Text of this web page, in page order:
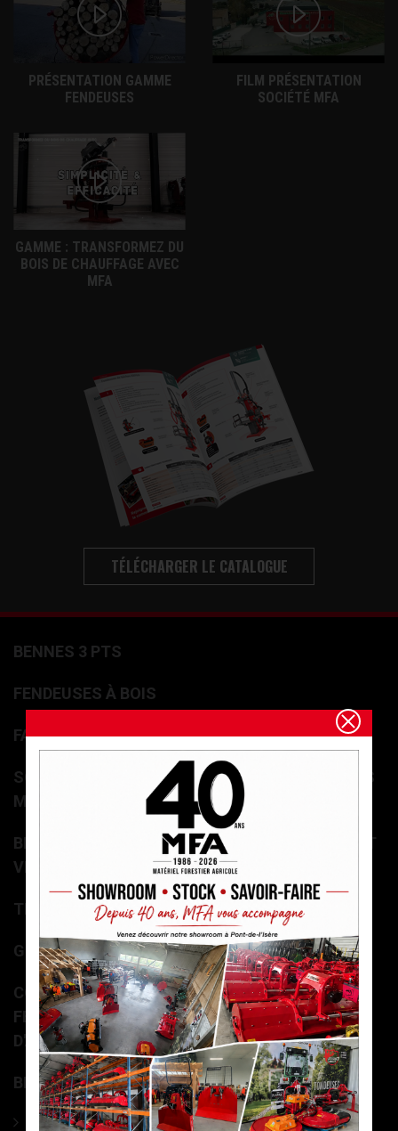
PRÉSENTATION GAMME
FENDEUSES
FILM PRÉSENTATION
SOCIÉTÉ MFA
GAMME : TRANSFORMEZ DU
BOIS DE CHAUFFAGE AVEC
MFA
TÉLÉCHARGER LE CATALOGUE
BENNES 3 PTS
FENDEUSES À BOIS
FAGOTEUSES DE BÛCHES
SCIES CIRCULAIRES À BÛCHES ET SCIES + TAPIS
MONTE BOIS
BROYEURS / DÉCHIQUETEUSES DE BRANCHES ET
VÉGÉTAUX
TREUILS DE DÉBARDAGE / RADIOCOMMANDES
GRAPPINS À BOIS ET LAME FRONTALE
COMBINÉ BOIS DE CHAUFFAGE – SCIEUR-
FENDEUR (LAME OU GUIDE CHAÎNE) - DECK
D'ALIMENTATION
BROYEURS À AXE HORIZONTAL
Broyeurs agricoles universels